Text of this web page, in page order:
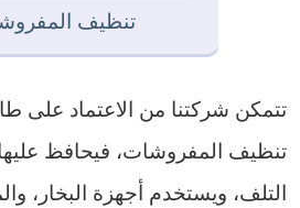
تنظيف
تتمكن شركتنا من الاعتماد
تنظيف المفروشات، فيحافظ عليها
التلف، ويستخدم أجهزة البخار،